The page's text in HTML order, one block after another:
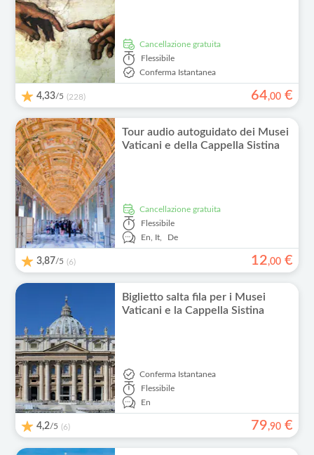
Cancellazione gratuita
Flessibile
Conferma Istantanea
4,33/5 (228) 64,00 €
Tour audio autoguidato dei Musei
Vaticani e della Cappella Sistina
Cancellazione gratuita
Flessibile
En,
It, De
3,87/5 (6) 12,00 €
Biglietto salta fila per i Musei
Vaticani e la Cappella Sistina
Conferma Istantanea
Flessibile
En
4,2/5 (6) 79,90 €